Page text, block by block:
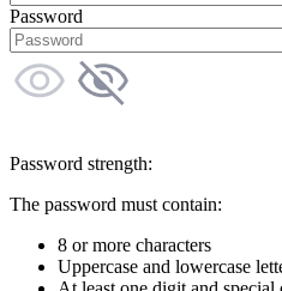
Password
Password strength:
The password must contain:
8 or more characters
Uppercase and lowercase